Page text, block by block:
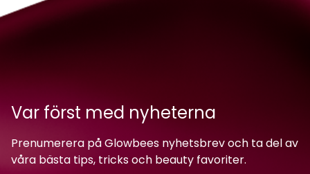
Var först med nyheterna
Prenumerera på Glowbees nyhetsbrev och ta del av
våra bästa tips, tricks och beauty favoriter.